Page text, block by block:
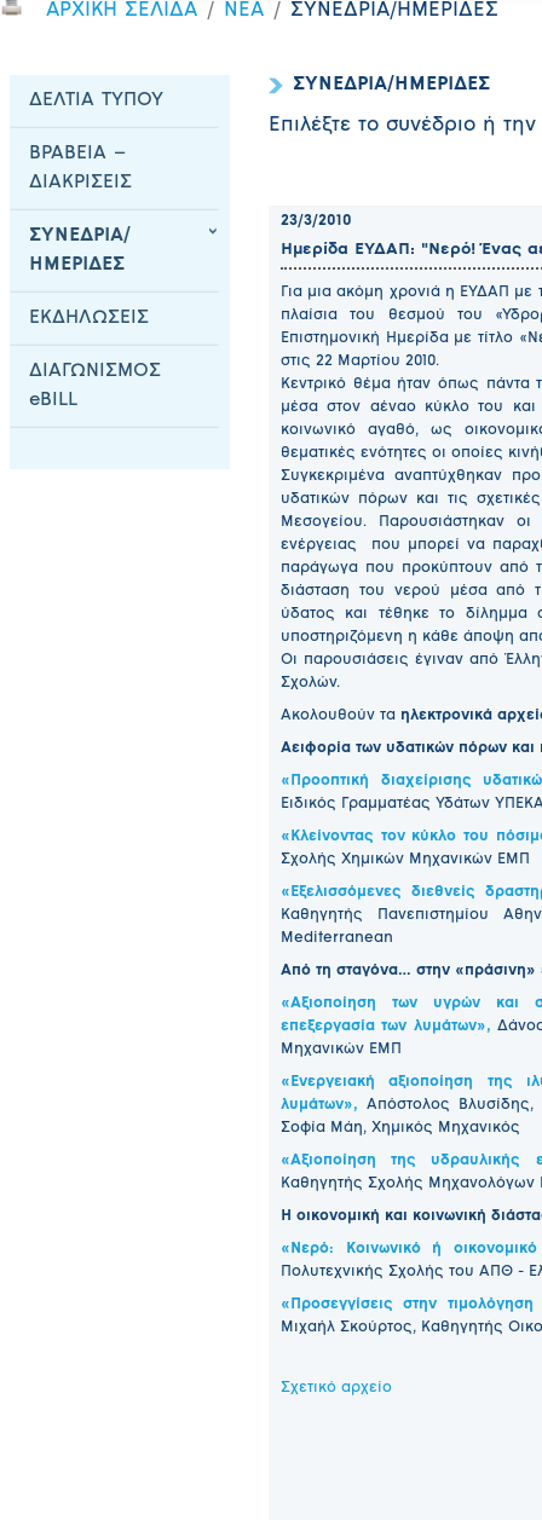
ΑΡΧΙΚΗ ΣΕΛΙΔΑ ΝΕΑ ΣΥΝΕΔΡΙΑ/ΗΜΕΡΙΔΕΣ
ΔΕΛΤΙΑ ΤΥΠΟΥ
ΒΡΑΒΕΙΑ –
ΔΙΑΚΡΙΣΕΙΣ
ΣΥΝΕΔΡΙΑ/
ΗΜΕΡΙΔΕΣ
ΕΚΔΗΛΩΣΕΙΣ
ΔΙΑΓΩΝΙΣΜΟΣ
eBILL
ΣΥΝΕΔΡΙΑ/ΗΜΕΡΙΔΕΣ
Επιλέξτε το συνέδριο ή
23/3/2010
Ημερίδα ΕΥΔΑΠ: "Νερό! Ένας
Για μια ακόμη χρονιά η ΕΥΔΑΠ με
πλαίσια του θεσμού του
Επιστημονική Ημερίδα με τίτλο
στις 22 Μαρτίου 2010.
Κεντρικό θέμα ήταν όπως πάντα
μέσα στον αέναο κύκλο του
κοινωνικό αγαθό, ως
θεματικές ενότητες οι οποίες
Συγκεκριμένα αναπτύχθηκαν
υδατικών πόρων και τις
Μεσογείου. Παρουσιάστηκαν
ενέργειας που μπορεί να
παράγωγα που προκύπτουν από
διάσταση του νερού μέσα από
ύδατος και τέθηκε το δίλημμα
υποστηριζόμενη η κάθε άποψη από
Οι παρουσιάσεις έγιναν από
Σχολών.
Ακολουθούν τα ηλεκτρονικά
Αειφορία των υδατικών πόρων και
«Προοπτική διαχείρισης
Ειδικός Γραμματέας Υδάτων
«Κλείνοντας τον κύκλο του
Σχολής Χημικών Μηχανικών ΕΜΠ
«Εξελισσόμενες διεθνείς
Καθηγητής Πανεπιστημίου
Mediterranean
Από τη σταγόνα… στην «πράσινη»
«Αξιοποίηση των υγρών και
επεξεργασία των λυμάτων»,
Μηχανικών ΕΜΠ
«Ενεργειακή αξιοποίηση της
λυμάτων»,
Απόστολος
Σοφία Μάη, Χημικός Μηχανικός
«Αξιοποίηση της υδραυλικής
Καθηγητής Σχολής
Η οικονομική και κοινωνική
«Νερό: Κοινωνικό ή
Πολυτεχνικής Σχολής του ΑΠΘ -
«Προσεγγίσεις στην
Μιχαήλ Σκούρτος, Καθηγητής
Σχετικό αρχείο